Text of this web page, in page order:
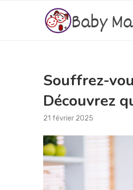
Souffrez-
Découvrez
21 février 2025